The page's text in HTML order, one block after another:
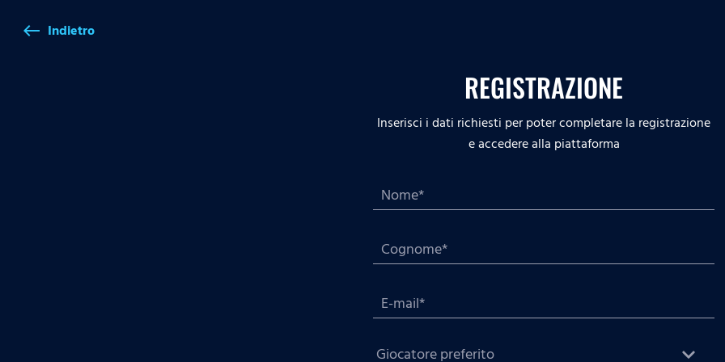
west Indietro
REGISTRAZIONE
Inserisci i dati richiesti per poter completare la registrazione
e accedere alla piattaforma